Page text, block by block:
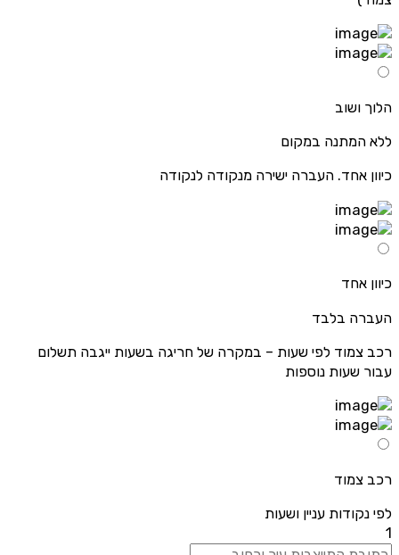
הלוך ושוב
ללא המתנה במקום
כיוון אחד. העברה ישירה מנקודה לנקודה
כיוון אחד
העברה בלבד
רכב צמוד לפי שעות – במקרה של חריגה בשעות ייגבה תשלום
עבור שעות נוספות
רכב צמוד
לפי נקודות עניין ושעות
1